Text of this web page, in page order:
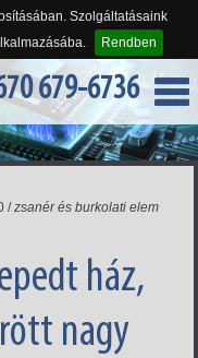
Szolgáltatásaink
Rendben
679-6736
/zsanér és burkolati elem
ház,
nagy